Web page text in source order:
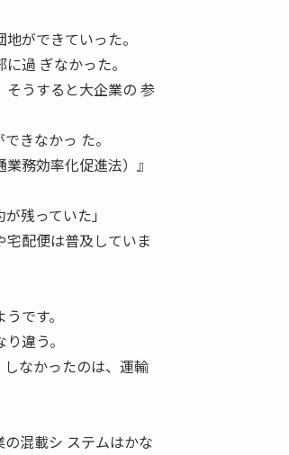
ができていった。
過 ぎなかった。
うすると大企業の 参
きなかっ た。
務効率化促進法）』
残っていた」
配便は普及していま
です。
違う。
なかったのは、運輸
混載シ ステムはかな